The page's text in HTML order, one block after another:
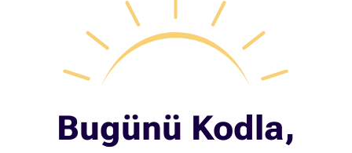
Bugünü Kodla,